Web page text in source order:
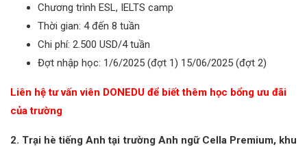
Chương trình ESL, IELTS camp
Thời gian: 4 đến 8 tuần
Chi phí: 2.500 USD/4 tuần
Đợt nhập học: 1/6/2025 (đợt 1) 15/06/2025 (đợt 2)
Liên hệ tư vấn viên DONEDU để biết thêm học bổng ưu đãi
của trường
2. Trại hè tiếng Anh tại trường Anh ngữ Cella Premium, khu